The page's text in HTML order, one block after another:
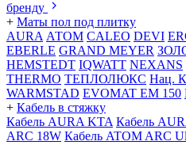
бренду
+ Маты пол под плитку
AURA АТОМ CALEO DEVI
EBERLE GRAND MEYER
HEMSTEDT IQWATT NEXANS
THERMO ТЕПЛОЛЮКС Нац.
WARMSTAD EVOMAT EM 150
+ Кабель в стяжку
Кабель AURA KTA Кабель
ARC 18W Кабель ATOM ARC